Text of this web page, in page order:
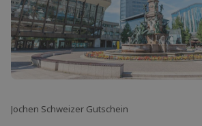
Jochen Schweizer Gutschein